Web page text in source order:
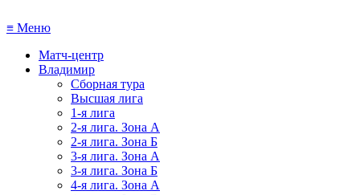
≡ Меню
Матч-центр
Владимир
Сборная тура
Высшая лига
1-я лига
2-я лига. Зона А
2-я лига. Зона Б
3-я лига. Зона А
3-я лига. Зона Б
4-я лига. Зона А